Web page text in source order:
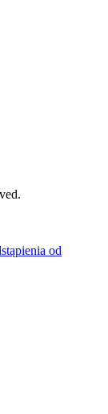
od